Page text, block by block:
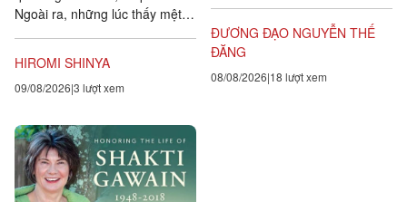
Ngoài ra, những lúc thấy mệt
HIROMI SHINYA
09/08/2026 3 lượt xem
Triết học Craig...
ĐƯƠNG ĐẠO NGUYỄN THẾ
ĐĂNG
08/08/2026 18 lượt xem